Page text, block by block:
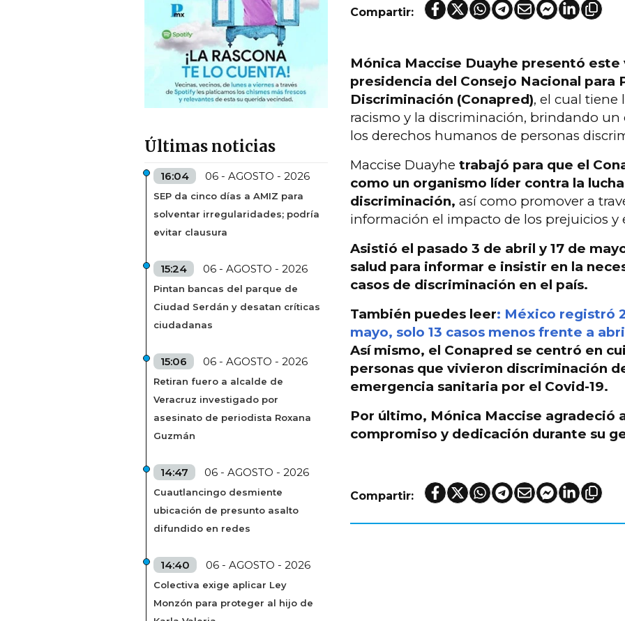
Últimas noticias
16:04 06 - AGOSTO - 2026
SEP da cinco días a AMIZ para
solventar irregularidades; podría
evitar clausura
15:24 06 - AGOSTO - 2026
Pintan bancas del parque de
Ciudad Serdán y desatan críticas
ciudadanas
15:06 06 - AGOSTO - 2026
Retiran fuero a alcalde de
Veracruz investigado por
asesinato de periodista Roxana
Guzmán
14:47 06 - AGOSTO - 2026
Cuautlancingo desmiente
ubicación de presunto asalto
difundido en redes
14:40 06 - AGOSTO - 2026
Colectiva exige aplicar Ley
Monzón para proteger al hijo de
Compartir:
Mónica Maccise Duayhe presentó este
presidencia del Consejo Nacional para
Discriminación (Conapred), el cual tiene
racismo y la discriminación, brindando un
los derechos humanos de personas
Maccise Duayhe trabajó para que el
como un organismo líder contra la
discriminación, así como promover a
información el impacto de los prejuicios y
Asistió el pasado 3 de abril y 17 de
salud para informar e insistir en la
casos de discriminación en el país.
También puedes leer: México registró
mayo, solo 13 casos menos frente a
Así mismo, el Conapred se centró en
personas que vivieron discriminación
emergencia sanitaria por el Covid-19.
Por último, Mónica Maccise agradeció
compromiso y dedicación durante su
Compartir: